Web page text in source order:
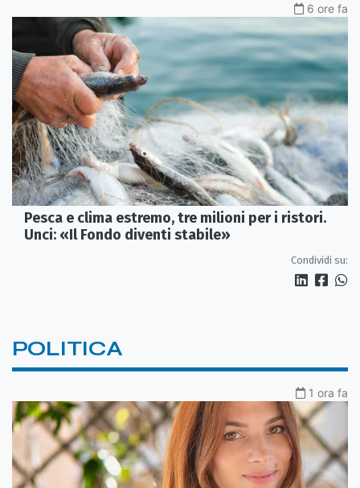
6 ore fa
Pesca e clima estremo, tre milioni per i ristori.
Unci: «Il Fondo diventi stabile»
Condividi su:
POLITICA
1 ora fa